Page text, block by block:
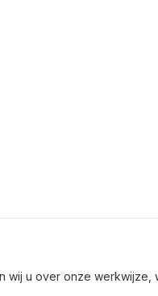
u over onze